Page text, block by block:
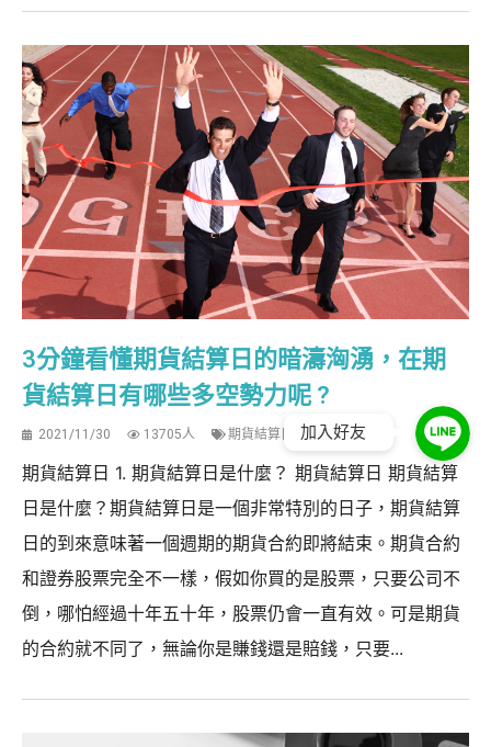
3分鐘看懂期貨結算日的暗濤洶湧，在期
貨結算日有哪些多空勢力呢 ?
2021/11/30 13705人 期貨結算日
期貨結算日 1. 期貨結算日是什麼？ 期貨結算日 期貨結算
日是什麼？期貨結算日是一個非常特別的日子，期貨結算
日的到來意味著一個週期的期貨合約即將結束。期貨合約
和證券股票完全不一樣，假如你買的是股票，只要公司不
倒，哪怕經過十年五十年，股票仍會一直有效。可是期貨
的合約就不同了，無論你是賺錢還是賠錢，只要...
加入好友